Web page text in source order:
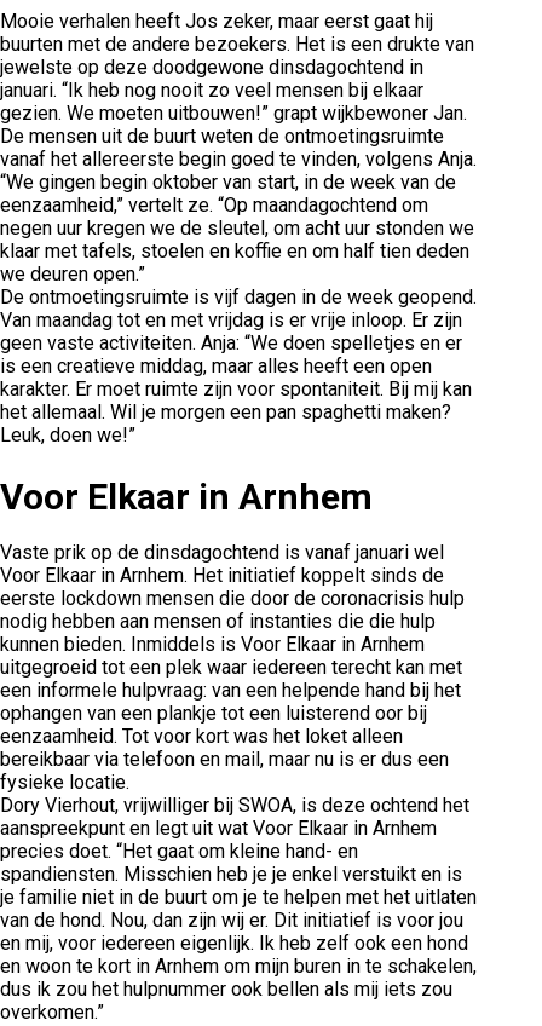
Mooie verhalen heeft Jos zeker, maar eerst gaat hij
buurten met de andere bezoekers. Het is een drukte van
jewelste op deze doodgewone dinsdagochtend in
januari. “Ik heb nog nooit zo veel mensen bij elkaar
gezien. We moeten uitbouwen!” grapt wijkbewoner Jan.
De mensen uit de buurt weten de ontmoetingsruimte
vanaf het allereerste begin goed te vinden, volgens Anja.
“We gingen begin oktober van start, in de week van de
eenzaamheid,” vertelt ze. “Op maandagochtend om
negen uur kregen we de sleutel, om acht uur stonden we
klaar met tafels, stoelen en koffie en om half tien deden
we deuren open.”
De ontmoetingsruimte is vijf dagen in de week geopend.
Van maandag tot en met vrijdag is er vrije inloop. Er zijn
geen vaste activiteiten. Anja: “We doen spelletjes en er
is een creatieve middag, maar alles heeft een open
karakter. Er moet ruimte zijn voor spontaniteit. Bij mij kan
het allemaal. Wil je morgen een pan spaghetti maken?
Leuk, doen we!”
Voor Elkaar in Arnhem
Vaste prik op de dinsdagochtend is vanaf januari wel
Voor Elkaar in Arnhem. Het initiatief koppelt sinds de
eerste lockdown mensen die door de coronacrisis hulp
nodig hebben aan mensen of instanties die die hulp
kunnen bieden. Inmiddels is Voor Elkaar in Arnhem
uitgegroeid tot een plek waar iedereen terecht kan met
een informele hulpvraag: van een helpende hand bij het
ophangen van een plankje tot een luisterend oor bij
eenzaamheid. Tot voor kort was het loket alleen
bereikbaar via telefoon en mail, maar nu is er dus een
fysieke locatie.
Dory Vierhout, vrijwilliger bij SWOA, is deze ochtend het
aanspreekpunt en legt uit wat Voor Elkaar in Arnhem
precies doet. “Het gaat om kleine hand- en
spandiensten. Misschien heb je je enkel verstuikt en is
je familie niet in de buurt om je te helpen met het uitlaten
van de hond. Nou, dan zijn wij er. Dit initiatief is voor jou
en mij, voor iedereen eigenlijk. Ik heb zelf ook een hond
en woon te kort in Arnhem om mijn buren in te schakelen,
dus ik zou het hulpnummer ook bellen als mij iets zou
overkomen.”